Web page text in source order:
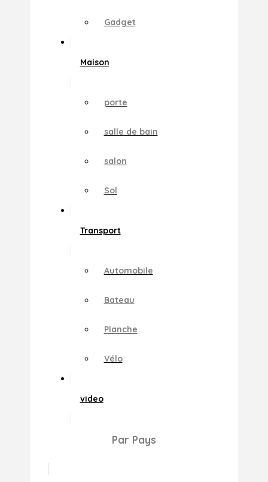
Gadget
Maison
porte
salle de bain
salon
Sol
Transport
Automobile
Bateau
Planche
Vélo
video
Par Pays